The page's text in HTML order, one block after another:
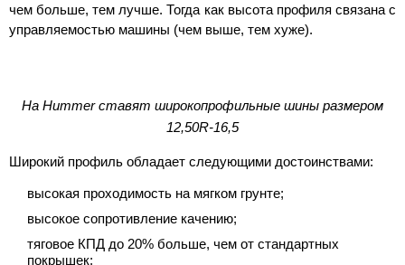
чем больше, тем лучше. Тогда как высота профиля связана с
управляемостью машины (чем выше, тем хуже).
На Hummer ставят широкопрофильные шины размером
12,50R-16,5
Широкий профиль обладает следующими достоинствами:
высокая проходимость на мягком грунте;
высокое сопротивление качению;
тяговое КПД до 20% больше, чем от стандартных
покрышек;